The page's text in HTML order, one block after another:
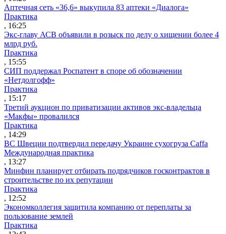
Аптечная сеть «36,6» выкупила 83 аптеки «Диалога»
Практика
, 16:25
Экс-главу АСВ объявили в розыск по делу о хищении более 4
млрд руб.
Практика
, 15:55
СИП поддержал Роспатент в споре об обозначении
«Нетдолгофф»
Практика
, 15:17
Третий аукцион по приватизации активов экс-владельца
«Макфы» провалился
Практика
, 14:29
ВС Швеции подтвердил передачу Украине сухогруза Caffa
Международная практика
, 13:27
Минфин планирует отбирать подрядчиков госконтрактов в
строительстве по их репутации
Практика
, 12:52
Экономколлегия защитила компанию от переплаты за
пользование землей
Практика